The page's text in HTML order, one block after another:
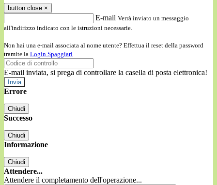
button close ×
E-mail Verrà inviato un messaggio
all'indirizzo indicato con le istruzioni necessarie.
Non hai una e-mail associata al nome utente? Effettua il reset della password
tramite la Login Spaggiari
E-mail inviata, si prega di controllare la casella di posta elettronica!
Errore
Chiudi
Successo
Chiudi
Informazione
Chiudi
Attendere...
Attendere il completamento dell'operazione...